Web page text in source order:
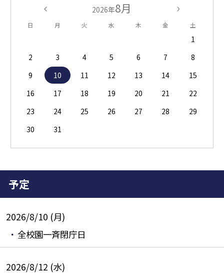
2026年8月
日 月 火 水 木 金 土
1
2
3 4 5 6 7
8
9
10 11 12 13 14
15
16
17 18 19 20 21
22
23
24 25 26 27 28
29
30
31
予定
2026/8/10 (月)
全校園一斉閉庁日
2026/8/12 (水)